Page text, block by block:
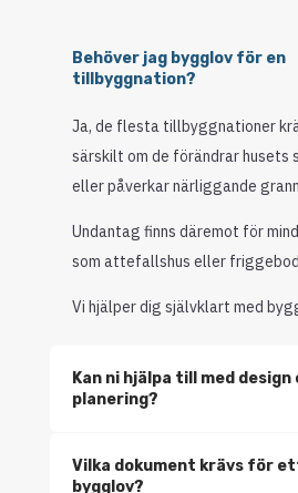
Behöver jag bygglov för en
tillbyggnation?
Ja, de flesta tillbyggnationer
särskilt om de förändrar husets
eller påverkar närliggande
Undantag finns däremot för
som attefallshus eller
Vi hjälper dig självklart med
Kan ni hjälpa till med design
planering?
Vilka dokument krävs för
bygglov?